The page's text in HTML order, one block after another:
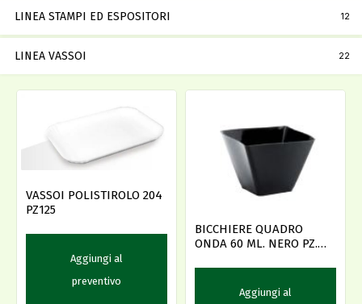
LINEA STAMPI ED ESPOSITORI 12
LINEA VASSOI 22
VASSOI POLISTIROLO 204
PZ125
Aggiungi al
preventivo
BICCHIERE QUADRO
ONDA 60 ML. NERO PZ.
Aggiungi al